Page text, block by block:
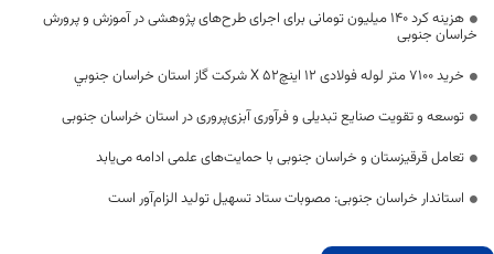
هزینه کرد 140 میلیون تومانی برای اجرای طرح‌های پژوهشی در آموزش و پرورش
خراسان جنوبی
خرید 7100 متر لوله فولادی 12 اینچ52 X شركت گاز استان خراسان جنوبي
توسعه و تقویت صنایع تبدیلی و فرآوری آبزی‌پروری در استان خراسان جنوبی
تعامل قرقیزستان و خراسان جنوبی با حمایت‌های علمی ادامه می‌یابد
استاندار خراسان جنوبی: مصوبات ستاد تسهیل تولید الزام‌آور است